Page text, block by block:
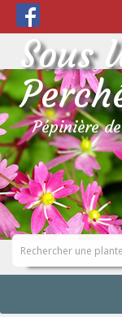
Sous
Pépinière